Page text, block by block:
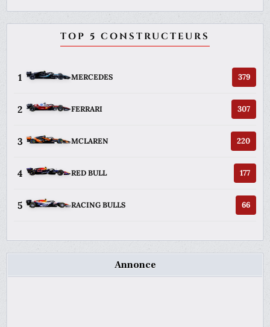
TOP 5 CONSTRUCTEURS
1 MERCEDES 379
2 FERRARI 307
3 MCLAREN 220
4 RED BULL 177
5 RACING BULLS 66
Annonce